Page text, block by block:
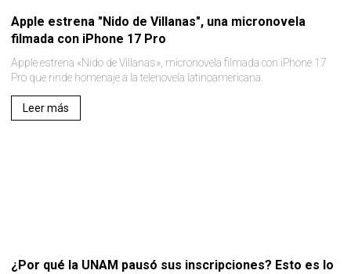
Apple estrena "Nido de Villanas", una micronovela
filmada con iPhone 17 Pro
Apple estrena «Nido de Villanas», micronovela filmada con iPhone 17
Pro que rinde homenaje a la telenovela latinoamericana.
Leer más
¿Por qué la UNAM pausó sus inscripciones? Esto es lo